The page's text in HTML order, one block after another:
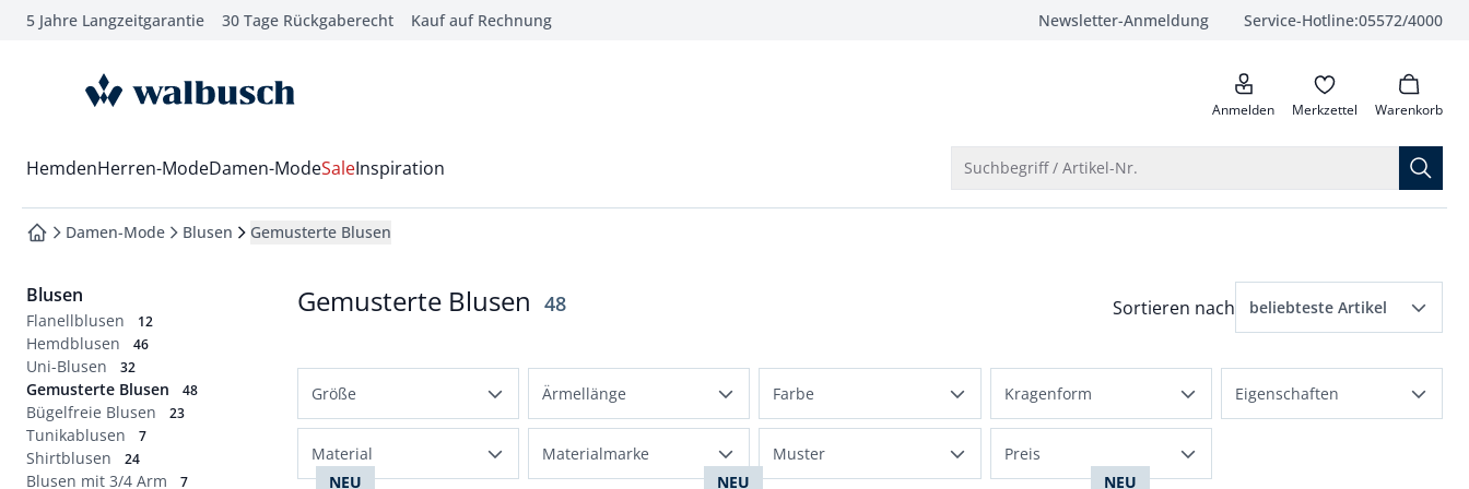
springen
springen
springen
5 Jahre Langzeitgarantie 30 Tage Rückgaberecht Kauf auf Rechnung Newsletter-Anmeldung Service-Hotline:05572/4000
anrufen
zur Startseite Anmelden Merkzettel Warenkorb
Wechsel in das Menü mit Pfeil-Runter Taste
HemdenHerren-ModeDamen-ModeSaleInspiration Suchbegriff / Artikel-Nr.
zur Startseite
Damen-Mode Blusen Gemusterte Blusen
Blusen
Flanellblusen 12
Hemdblusen 46
Uni-Blusen 32
Gemusterte Blusen 48
Bügelfreie Blusen 23
Tunikablusen 7
Shirtblusen 24
Blusen mit 3/4 Arm 7
Gemusterte Blusen Ergebnisse
48 Menü Sortierung: beliebteste Artikel
Sortieren nach beliebteste Artikel
Preis aufsteigend
Größe
Normalgrößen
36 38 40 42
Ärmellänge
normal ca. 61cm
Farbe
Beige
Kragenform
Stehkragen
Eigenschaften
Material Materialmarke Muster Preis
NEU NEU NEU